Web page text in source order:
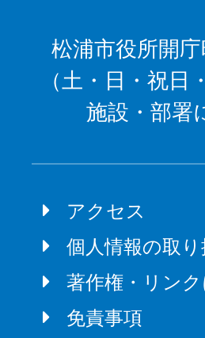
松浦市役所開
（土・日・祝
施設・部署
アクセス
個人情報の取
著作権・リン
免責事項